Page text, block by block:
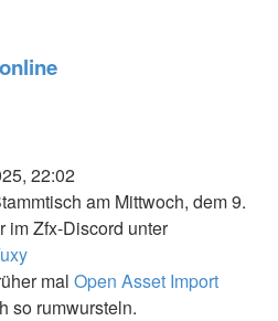
22:02
am Mittwoch, dem 9.
im Zfx-Discord unter
mal Open Asset Import
so rumwursteln.